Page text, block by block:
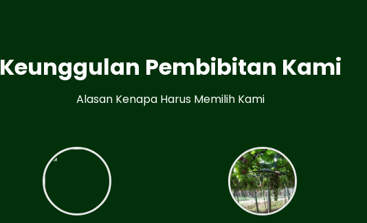
Keunggulan Pembibitan Kami
Alasan Kenapa Harus Memilih Kami